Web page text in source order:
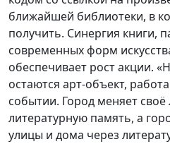
ближайшей библиотеки, в
получить. Синергия книги,
современных форм
обеспечивает рост акции.
остаются арт-объект,
событии. Город меняет своё
литературную память, а
улицы и дома через